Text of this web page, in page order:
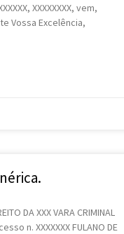
XXXXXXXX, vem,
Vossa Excelência,
DA XXX VARA CRIMINAL
n. XXXXXXX FULANO DE